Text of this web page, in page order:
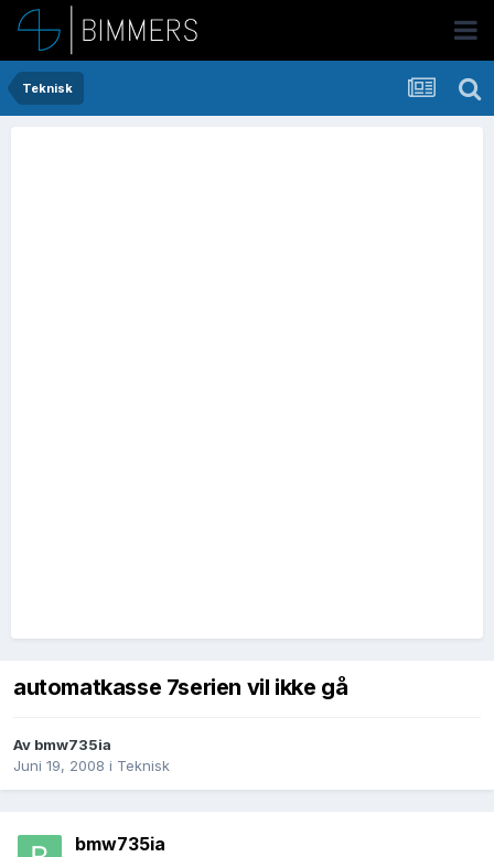
Teknisk
automatkasse 7serien vil ikke gå
Av bmw735ia
Juni 19, 2008 i Teknisk
bmw735ia